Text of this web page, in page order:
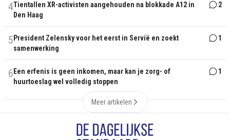
4Tientallen XR-activisten aangehouden na blokkade A12 in
Den Haag
2
5 President Zelensky voor het eerst in Servië en zoekt
samenwerking
1
6 Een erfenis is geen inkomen, maar kan je zorg- of
huurtoeslag wel volledig stoppen
1
Meer artikelen